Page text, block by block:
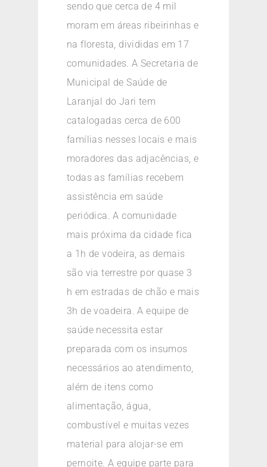
sendo que cerca de 4 mil
moram em áreas ribeirinhas e
na floresta, divididas em 17
comunidades. A Secretaria de
Municipal de Saúde de
Laranjal do Jari tem
catalogadas cerca de 600
famílias nesses locais e mais
moradores das adjacências, e
todas as famílias recebem
assistência em saúde
periódica. A comunidade
mais próxima da cidade fica
a 1h de vodeira, as demais
são via terrestre por quase 3
h em estradas de chão e mais
3h de voadeira. A equipe de
saúde necessita estar
preparada com os insumos
necessários ao atendimento,
além de itens como
alimentação, água,
combustível e muitas vezes
material para alojar-se em
pernoite. A equipe parte para